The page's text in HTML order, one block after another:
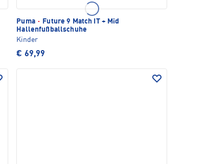
Puma ·
Future 9 Match IT + Mid
Hallenfußballschuhe
Kinder
€ 69,99